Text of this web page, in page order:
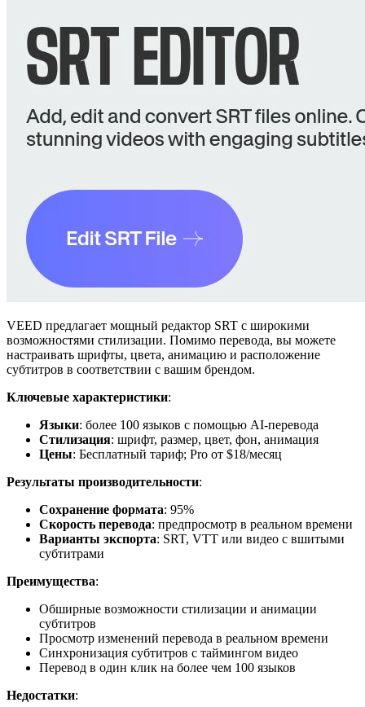
VEED предлагает мощный редактор SRT с широкими
возможностями стилизации. Помимо перевода, вы можете
настраивать шрифты, цвета, анимацию и расположение
субтитров в соответствии с вашим брендом.
Ключевые характеристики:
Языки: более 100 языков с помощью AI-перевода
Стилизация: шрифт, размер, цвет, фон, анимация
Цены: Бесплатный тариф; Pro от $18/месяц
Результаты производительности:
Сохранение формата: 95%
Скорость перевода: предпросмотр в реальном времени
Варианты экспорта: SRT, VTT или видео с вшитыми
субтитрами
Преимущества:
Обширные возможности стилизации и анимации
субтитров
Просмотр изменений перевода в реальном времени
Синхронизация субтитров с таймингом видео
Перевод в один клик на более чем 100 языков
Недостатки: